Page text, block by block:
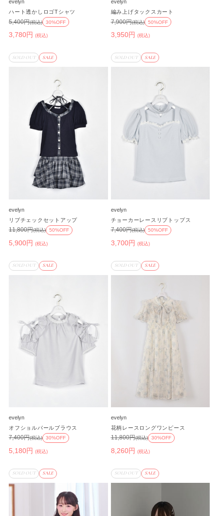
evelyn
ハート透かしロゴTシャツ
3,780円 (税込)
5,400円(税込) 30%OFF
evelyn
編み上げタックスカート
3,950円 (税込)
7,900円(税込) 50%OFF
SOLD OUT SALE
evelyn
リブチェックセットアップ
5,900円 (税込)
11,800円(税込) 50%OFF
SOLD OUT SALE
evelyn
チョーカーレースリブトップス
3,700円 (税込)
7,400円(税込) 50%OFF
SOLD OUT SALE
evelyn
オフショルパールブラウス
5,180円 (税込)
7,400円(税込) 30%OFF
SOLD OUT SALE
evelyn
花柄レースロングワンピース
8,260円 (税込)
11,800円(税込) 30%OFF
SOLD OUT SALE SOLD OUT SALE